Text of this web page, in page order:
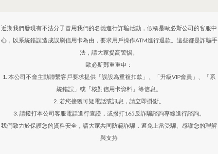
近期我們發現有不法分子冒用我們的名義進行詐騙活動，假稱是歐必斯公司的客服中
心，以系統錯誤造成誤刷信用卡為由，要求用戶操作ATM進行退款。這些都是詐騙手
法，請大家提高警惕。
歐必斯鄭重重申：
1. 本公司不會主動聯繫客戶要求提供「誤設為重複扣款」、「升級VIP會員」、「系
統錯誤」或「核對信用卡資料」等信息。
2. 若您接獲可疑電話或訊息，請立即掛斷。
3. 請撥打本公司客服電話進行查證，或撥打165反詐騙諮詢專線進行諮詢。
我們致力於保護您的資料安全，請大家共同防範詐騙，避免上當受騙。感謝您的理解
與支持